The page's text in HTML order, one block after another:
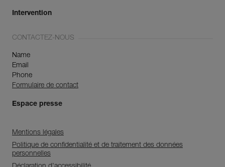
Intervention
CONTACTEZ-NOUS
Name
Email
Phone
Formulaire de contact
Espace presse
Mentions légales
Politique de confidentialité et de traitement des données
personnelles